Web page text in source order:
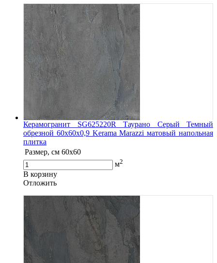
Керамогранит SG625220R Таурано Серый Темный
обрезной 60x60x0,9 Kerama Marazzi матовый напольная
плитка
Размер, см 60х60
м2
В корзину
Oтложить